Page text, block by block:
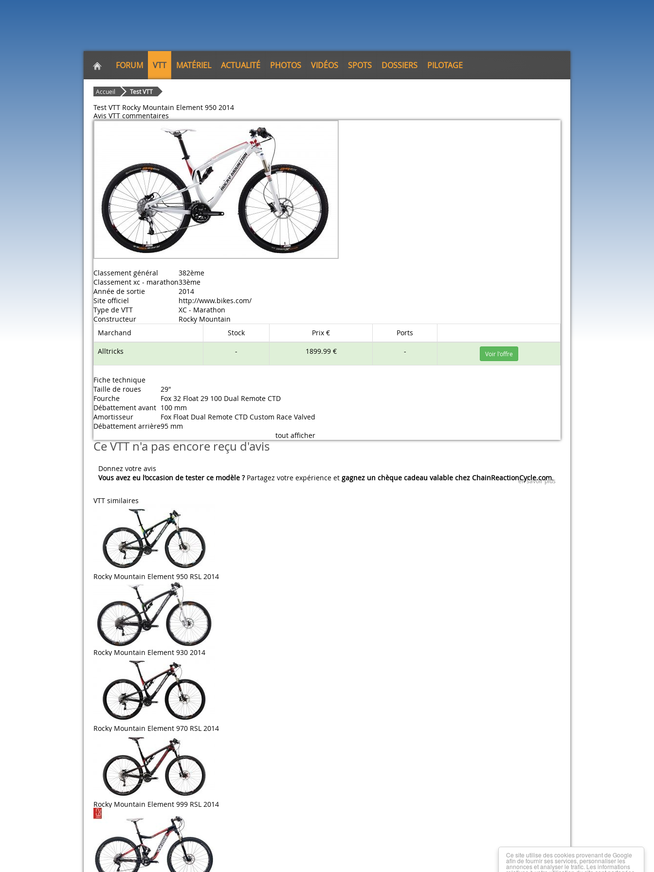
FORUM VTT MATÉRIEL ACTUALITÉ PHOTOS VIDÉOS SPOTS DOSSIERS PILOTAGE
Accueil Test VTT
Test VTT Rocky Mountain Element 950 2014
Avis VTT commentaires
Classement général
382ème
Classement xc - marathon33ème
Année de sortie
2014
Site officiel
http://www.bikes.com/
Type de VTT
XC - Marathon
Constructeur
Rocky Mountain
Marchand
Stock Prix €
Ports
Alltricks
- 1899.99 € - Voir l'offre
Fiche technique
Taille de roues
29"
Fourche
Fox 32 Float 29 100 Dual Remote CTD
Débattement avant 100 mm
Amortisseur
Fox Float Dual Remote CTD Custom Race Valved
Débattement arrière95 mm
tout afficher
Ce VTT n'a pas encore reçu d'avis
Donnez votre avis
Vous avez eu l’occasion de tester ce modèle ?Partagez votre expérience et gagnez un chèque cadeau valable chez ChainReactionCycle.com.
en savoir plus
VTT similaires
Rocky Mountain Element 950 RSL 2014
Rocky Mountain Element 930 2014
Rocky Mountain Element 970 RSL 2014
Rocky Mountain Element 999 RSL 2014
Ce site utilise des cookies provenant de Google
afin de fournir ses services, personnaliser les
annonces et analyser le trafic. Les informations